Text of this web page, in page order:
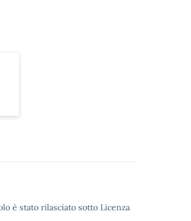
è stato rilasciato sotto Licenza